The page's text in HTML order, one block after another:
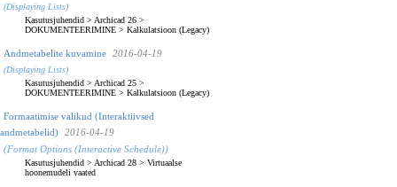
(Displaying Lists)
Kasutusjuhendid > Archicad 26 >
DOKUMENTEERIMINE > Kalkulatsioon (Legacy)
Andmetabelite kuvamine 2016-04-19
(Displaying Lists)
Kasutusjuhendid > Archicad 25 >
DOKUMENTEERIMINE > Kalkulatsioon (Legacy)
Formaatimise valikud (Interaktiivsed
andmetabelid)
2016-04-19
(Format Options (Interactive Schedule))
Kasutusjuhendid > Archicad 28 > Virtuaalse
hoonemudeli vaated